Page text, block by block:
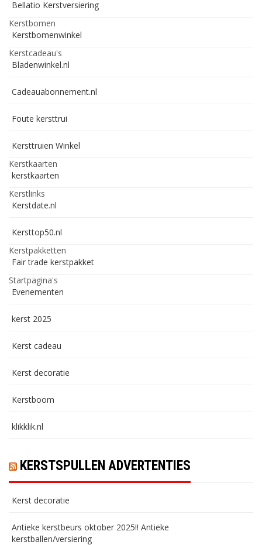
Bellatio Kerstversiering
Kerstbomen
Kerstbomenwinkel
Kerstcadeau's
Bladenwinkel.nl
Cadeauabonnement.nl
Foute kersttrui
Kersttruien Winkel
Kerstkaarten
kerstkaarten
Kerstlinks
Kerstdate.nl
Kersttop50.nl
Kerstpakketten
Fair trade kerstpakket
Startpagina's
Evenementen
kerst 2025
Kerst cadeau
Kerst decoratie
Kerstboom
klikklik.nl
KERSTSPULLEN ADVERTENTIES
Kerst decoratie
Antieke kerstbeurs oktober 2025!! Antieke
kerstballen/versiering